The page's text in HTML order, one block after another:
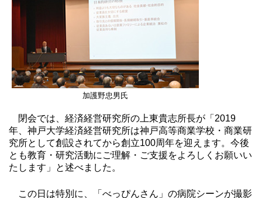
加護野忠男氏
閉会では、経済経営研究所の上東貴志所長が「2019
年、神戸大学経済経営研究所は神戸高等商業学校・商業研
究所として創設されてから創立100周年を迎えます。今後
とも教育・研究活動にご理解・ご支援をよろしくお願いい
たします」と述べました。
この日は特別に、「べっぴんさん」の病院シーンが撮影